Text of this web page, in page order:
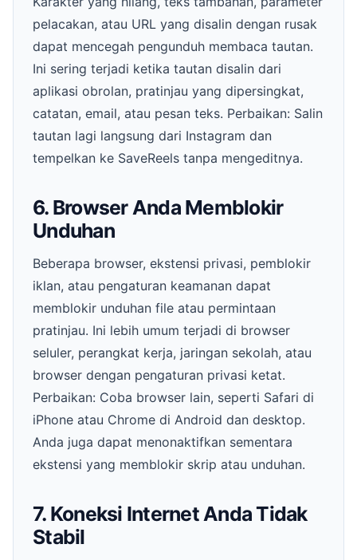
pelacakan, atau URL yang disalin dengan rusak
dapat mencegah pengunduh membaca tautan.
Ini sering terjadi ketika tautan disalin dari
aplikasi obrolan, pratinjau yang dipersingkat,
catatan, email, atau pesan teks. Perbaikan: Salin
tautan lagi langsung dari Instagram dan
tempelkan ke SaveReels tanpa mengeditnya.
6. Browser Anda Memblokir
Unduhan
Beberapa browser, ekstensi privasi, pemblokir
iklan, atau pengaturan keamanan dapat
memblokir unduhan file atau permintaan
pratinjau. Ini lebih umum terjadi di browser
seluler, perangkat kerja, jaringan sekolah, atau
browser dengan pengaturan privasi ketat.
Perbaikan: Coba browser lain, seperti Safari di
iPhone atau Chrome di Android dan desktop.
Anda juga dapat menonaktifkan sementara
ekstensi yang memblokir skrip atau unduhan.
7. Koneksi Internet Anda Tidak
Stabil